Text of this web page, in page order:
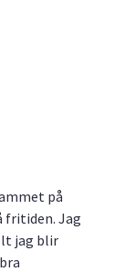
på
fritiden. Jag
jag blir